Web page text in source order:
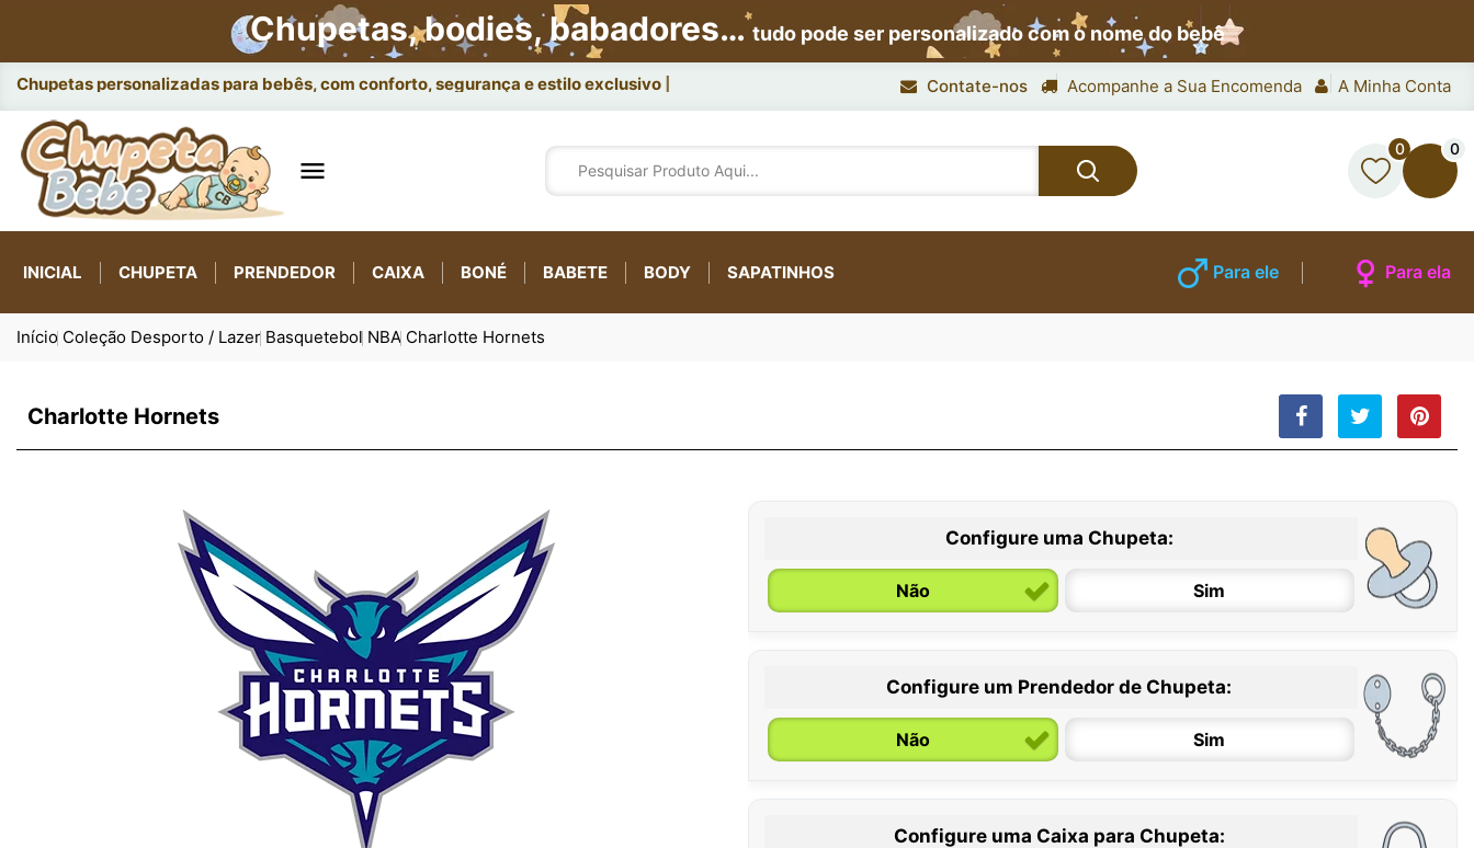
Chupetas, bodies, babadores…tudo pode ser personalizado com o nome do bebê
Chupetas personalizadas para bebês, com conforto, segurança e estilo exclusivo. Contate-nos Acompanhe a Sua Encomenda A Minha Conta

0 0
INICIAL CHUPETA PRENDEDOR CAIXA BONÉ BABETE BODY SAPATINHOS Para ele Para ela
Início Coleção Desporto / Lazer Basquetebol NBA Charlotte Hornets
Charlotte Hornets
Configure uma Chupeta:
Não Sim
0 / 6 meses
Configure um Prendedor de Chupeta:
Não Sim
Configure uma Caixa para Chupeta: